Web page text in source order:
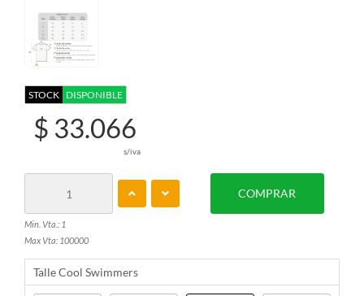
STOCK DISPONIBLE
$ 33.066
s/iva
Min. Vta.: 1
Max Vta: 100000
COMPRAR
Talle Cool Swimmers